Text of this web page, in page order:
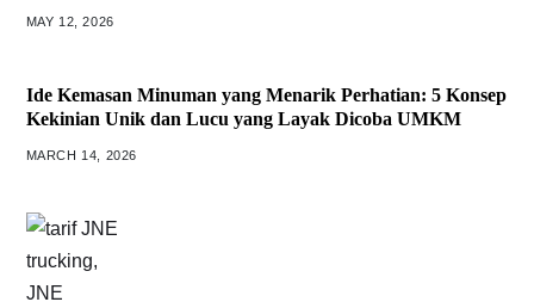
MAY 12, 2026
Ide Kemasan Minuman yang Menarik Perhatian: 5 Konsep
Kekinian Unik dan Lucu yang Layak Dicoba UMKM
MARCH 14, 2026